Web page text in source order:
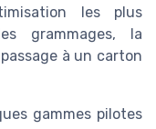
les plus
grammages, la
à un carton
gammes pilotes